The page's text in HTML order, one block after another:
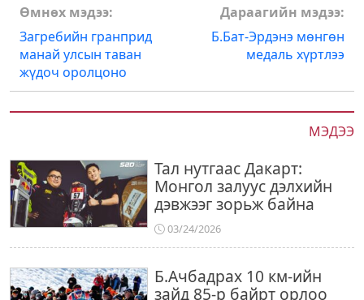
МЭДЭЭ
Тал нутгаас Дакарт:
Монгол залуус дэлхийн
дэвжээг зорьж байна
03/24/2026
Б.Ачбадрах 10 км-ийн
зайд 85-р байрт орлоо
Post
navigation
Өмнөх мэдээ:
Загребийн гранприд
манай улсын таван
жүдоч оролцоно
Дараагийн мэдээ:
Б.Бат-Эрдэнэ мөнгөн
медаль хүртлээ